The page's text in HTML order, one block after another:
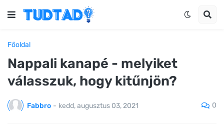
Főoldal
Nappali kanapé - melyiket
válasszuk, hogy kitűnjön?
Fabbro - kedd, augusztus 03, 2021 0